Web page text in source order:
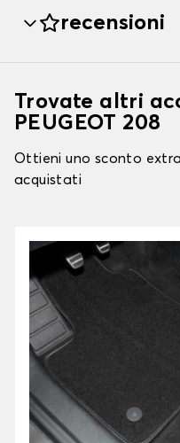
recensioni
Trovate altri
PEUGEOT 208
Ottieni uno sconto
acquistati